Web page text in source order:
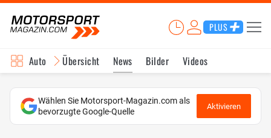
PLUS
Auto Übersicht News Bilder Videos
Wählen Sie Motorsport-Magazin.com als
bevorzugte Google-Quelle
Aktivieren